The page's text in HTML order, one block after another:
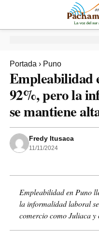
Portada › Puno
Empleabilidad
92%, pero la
se mantiene
Fredy Itusaca
11/11/2024
Empleabilidad en Puno
la informalidad laboral
comercio como Juliaca y